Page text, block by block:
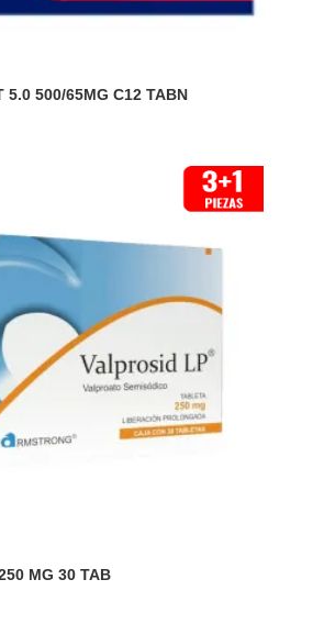
5.0 500/65MG C12 TABN
MG 30 TAB